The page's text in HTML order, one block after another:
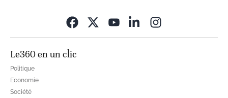
Le360 en un clic
Politique
Economie
Société